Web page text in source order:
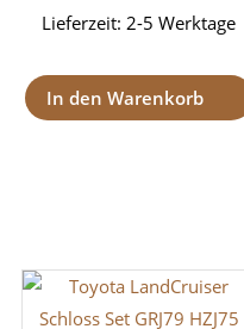
Lieferzeit:2-5 Werktage
In den Warenkorb